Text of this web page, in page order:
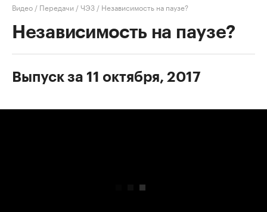
Видео / Передачи /ЧЭЗ / Независимость на паузе?
Независимость на паузе?
Выпуск за 11 октября, 2017